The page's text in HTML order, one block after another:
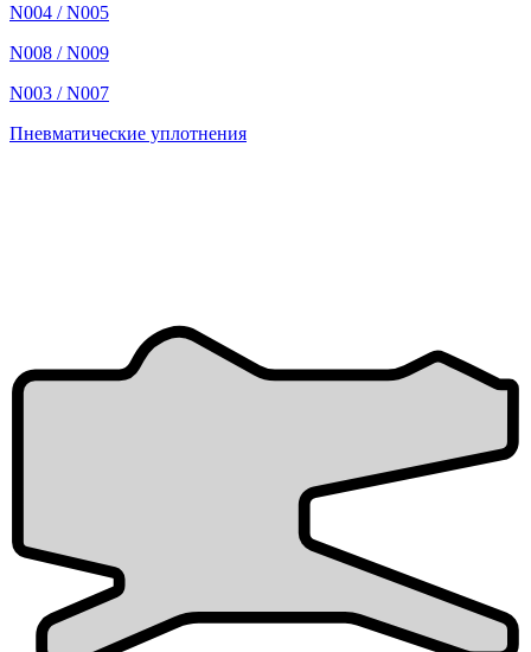
N004 / N005
N008 / N009
N003 / N007
Пневматические уплотнения